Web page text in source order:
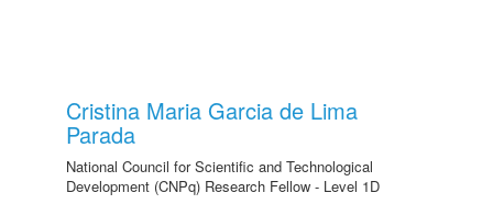
Cristina Maria Garcia de Lima
Parada
National Council for Scientific and Technological
Development (CNPq) Research Fellow - Level 1D